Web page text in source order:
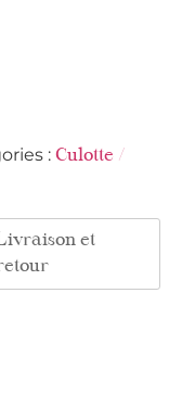
: Culotte /
et